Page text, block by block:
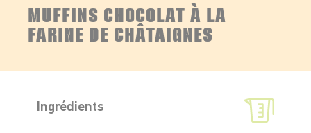
MUFFINS CHOCOLAT À LA
FARINE DE CHÂTAIGNES
Ingrédients